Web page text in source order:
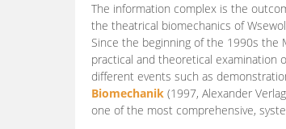
The information complex is the
the theatrical biomechanics of
Since the beginning of the 1990s the
practical and theoretical examination
different events such as
Biomechanik (1997, Alexander
one of the most comprehensive,